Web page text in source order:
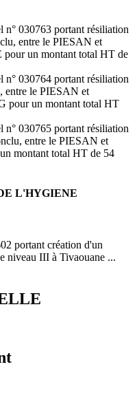
n° 030763 portant résiliation
entre le PIESAN et
un montant total HT de
n° 030764 portant résiliation
entre le PIESAN et
pour un montant total HT
n° 030765 portant résiliation
entre le PIESAN et
montant total HT de 54
L'HYGIENE
portant création d'un
niveau III à Tivaouane ...